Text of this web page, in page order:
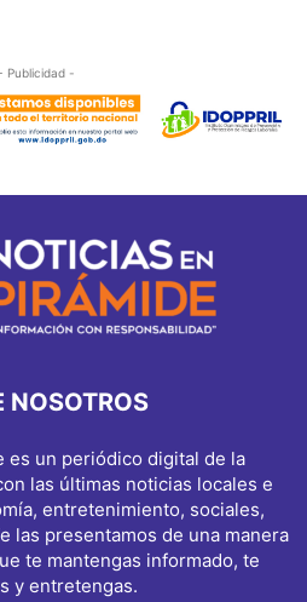
Publicidad -
NOSOTROS
es un periódico digital de la
las últimas noticias locales e
entretenimiento, sociales,
las presentamos de una manera
te mantengas informado, te
y entretengas.